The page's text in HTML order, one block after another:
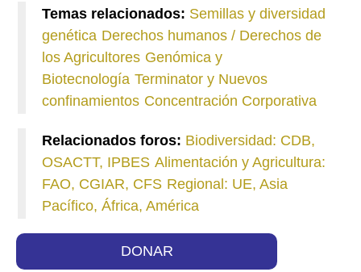
Temas relacionados: Semillas y diversidad
genética Derechos humanos / Derechos de
los Agricultores Genómica y
Biotecnología Terminator y Nuevos
confinamientos Concentración Corporativa
Relacionados foros: Biodiversidad: CDB,
OSACTT, IPBES Alimentación y Agricultura:
FAO, CGIAR, CFS Regional: UE, Asia
Pacífico, África, América
DONAR